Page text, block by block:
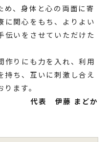
め、身体と心の両面に寄
に関心をもち、よりよい
伝いをさせていただけた
作りにも力を入れ、利用
持ち、互いに刺激し合え
ます。
代表 伊藤 まどか